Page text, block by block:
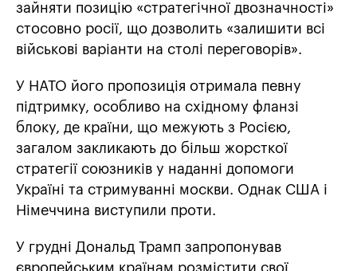
зайняти позицію «стратегічної двозначності»
стосовно росії, що дозволить «залишити всі
військові варіанти на столі переговорів».
У НАТО його пропозиція отримала певну
підтримку, особливо на східному фланзі
блоку, де країни, що межують з Росією,
загалом закликають до більш жорсткої
стратегії союзників у наданні допомоги
Україні та стримуванні москви. Однак США і
Німеччина виступили проти.
У грудні Дональд Трамп запропонував
європейським країнам розмістити свої